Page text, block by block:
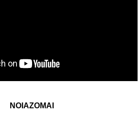
ΝΟΙΑΖΟΜΑΙ